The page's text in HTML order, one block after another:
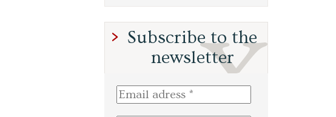
Subscribe to the
newsletter